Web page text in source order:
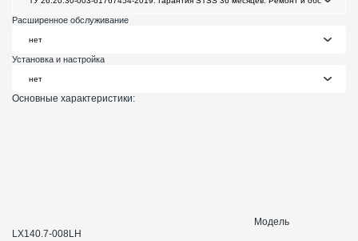
Расширенное обслуживание
Установка и настройка
Основные характеристики:
Модель
LX140.7-008LH